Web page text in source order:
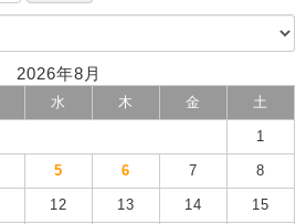
2026年8月
水 木 金 土
1
5 6 7 8
12 13 14 15